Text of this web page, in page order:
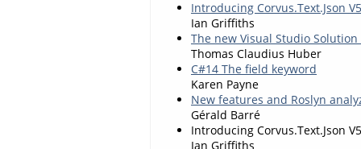
Introducing Corvus.Text.Json
Ian Griffiths
The new Visual Studio Solution
Thomas Claudius Huber
C#14 The field keyword
Karen Payne
New features and Roslyn
Gérald Barré
Introducing Corvus.Text.Json
Ian Griffiths